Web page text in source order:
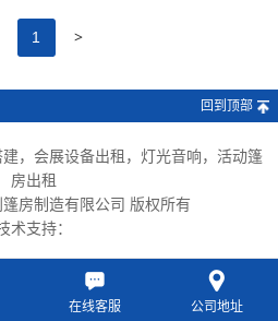
1 >
在线客服 公司地址
回到顶部
，会展设备出租，灯光音响，活动篷
房出租
房制造有限公司 版权所有
术支持：